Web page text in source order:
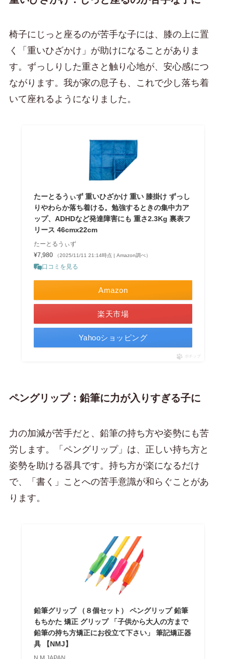
椅子にじっと座るのが苦手な子には、膝の上に置
く「重いひざかけ」が助けになることがありま
す。ずっしりした重さと触り心地が、安心感につ
ながります。我が家の息子も、これで少し落ち着
いて座れるようになりました。
たーとるうぃず 重いひざかけ 重い 膝掛け ずっし
りやわらか落ち着ける。勉強するときの集中力ア
ップ、ADHDなど発達障害にも 重さ2.3Kg 裏表フ
リース 46cmx22cm
たーとるうぃず
¥7,980
（2025/11/11 21:14時点 | Amazon調べ）
口コミを見る
Amazon
楽天市場
Yahooショッピング
ポチップ
ペングリップ：鉛筆に力が入りすぎる子に
力の加減が苦手だと、鉛筆の持ち方や姿勢にも苦
労します。「ペングリップ」は、正しい持ち方と
姿勢を助ける器具です。持ち方が楽になるだけ
で、「書く」ことへの苦手意識が和らぐことがあ
ります。
鉛筆グリップ （８個セット） ペングリップ 鉛筆
もちかた 矯正 グリップ 「子供から大人の方まで
鉛筆の持ち方矯正にお役立て下さい」 筆記矯正器
具 【NMJ】